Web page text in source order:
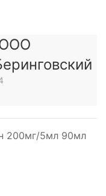
200мг/5мл 90мл